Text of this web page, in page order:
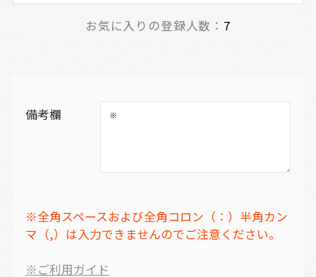
お気に入りの登録人数： 7
備考欄
※全角スペースおよび全角コロン（：）半角カン
マ（,）は入力できませんのでご注意ください。
※ご利用ガイド